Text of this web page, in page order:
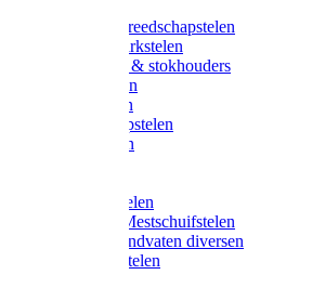
Overige gereedschapstelen
Bezem-/Harkstelen
Handvaten & stokhouders
Hamerstelen
Spadestelen
Graanschopstelen
Schopstelen
Gardena stelen
Sneeuw- /Mestschuifstelen
Stelen / Handvaten diversen
Telescoopstelen